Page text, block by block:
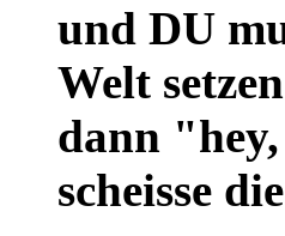
und DU
Welt
dann
scheisse